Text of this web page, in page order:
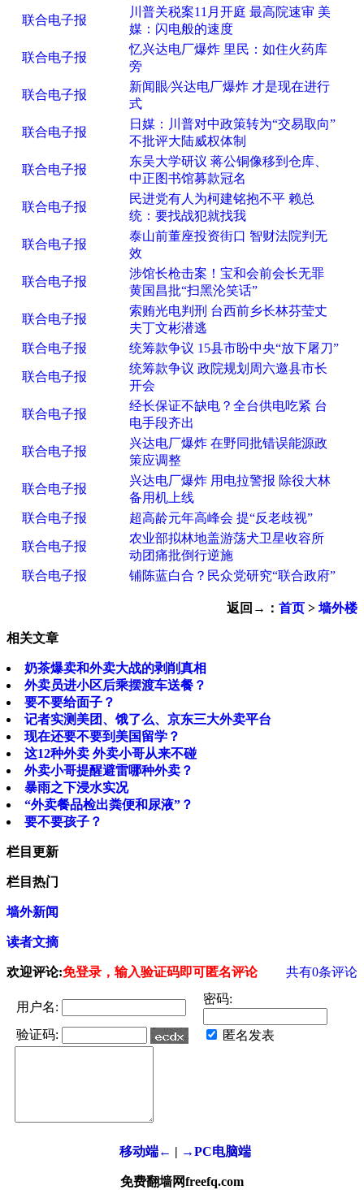
联合电子报
川普关税案11月开庭 最高院速审 美
媒：闪电般的速度
联合电子报
忆兴达电厂爆炸 里民：如住火药库
旁
联合电子报
新闻眼∕兴达电厂爆炸 才是现在进行
式
联合电子报
日媒：川普对中政策转为“交易取向”
不批评大陆威权体制
联合电子报
东吴大学研议 蒋公铜像移到仓库、
中正图书馆募款冠名
联合电子报
民进党有人为柯建铭抱不平 赖总
统：要找战犯就找我
联合电子报
泰山前董座投资街口 智财法院判无
效
联合电子报
涉馆长枪击案！宝和会前会长无罪
黄国昌批“扫黑沦笑话”
联合电子报
索贿光电判刑 台西前乡长林芬莹丈
夫丁文彬潜逃
联合电子报
统筹款争议 15县市盼中央“放下屠刀”
联合电子报
统筹款争议 政院规划周六邀县市长
开会
联合电子报
经长保证不缺电？全台供电吃紧 台
电手段齐出
联合电子报
兴达电厂爆炸 在野同批错误能源政
策应调整
联合电子报
兴达电厂爆炸 用电拉警报 除役大林
备用机上线
联合电子报
超高龄元年高峰会 提“反老歧视”
联合电子报
农业部拟林地盖游荡犬卫星收容所
动团痛批倒行逆施
联合电子报
铺陈蓝白合？民众党研究“联合政府”
返回→： 首页 > 墙外楼
相关文章
奶茶爆卖和外卖大战的剥削真相
外卖员进小区后乘摆渡车送餐？
要不要给面子？
记者实测美团、饿了么、京东三大外卖平台
现在还要不要到美国留学？
这12种外卖 外卖小哥从来不碰
外卖小哥提醒避雷哪种外卖？
暴雨之下浸水实况
“外卖餐品检出粪便和尿液”？
要不要孩子？
栏目更新
栏目热门
墙外新闻
读者文摘
欢迎评论:免登录，输入验证码即可匿名评论 共有0条评论
用户名:
密码:
验证码: 匿名发表
移动端← | →PC电脑端
免费翻墙网freefq.com